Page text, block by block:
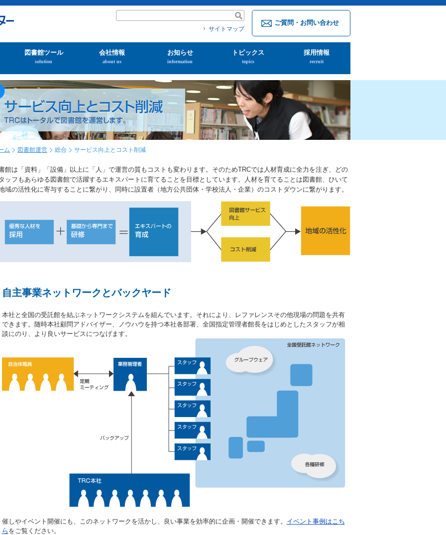
ご質問・お問い合わせ
サイトマップ
図書館ツール
solution
会社情報
about us
お知らせ
information
トピックス
topics
採用情報
recruit
ム 図書館運営 総合 サービス向上とコスト削減
館は「資料」「設備」以上に「人」で運営の質もコストも変わります。そのためTRCでは人材育成に全力を注ぎ、どの
ッフもあらゆる図書館で活躍するエキスパートに育てることを目標としています。人材を育てることは図書館、ひいて
域の活性化に寄与することに繋がり、同時に設置者（地方公共団体・学校法人・企業）のコストダウンに繋がります。
自主事業ネットワークとバックヤード
本社と全国の受託館を結ぶネットワークシステムを組んでいます。それにより、レファレンスその他現場の問題を共有
できます。随時本社顧問アドバイザー、ノウハウを持つ本社各部署、全国指定管理者館長をはじめとしたスタッフが相
談にのり、より良いサービスにつなげます。
催しやイベント開催にも、このネットワークを活かし、良い事業を効率的に企画・開催できます。 イベント事例はこち
ら をご覧ください。